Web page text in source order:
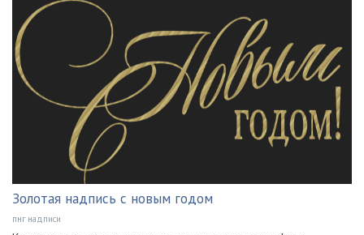
Золотая надпись с новым годом
пнг надписи